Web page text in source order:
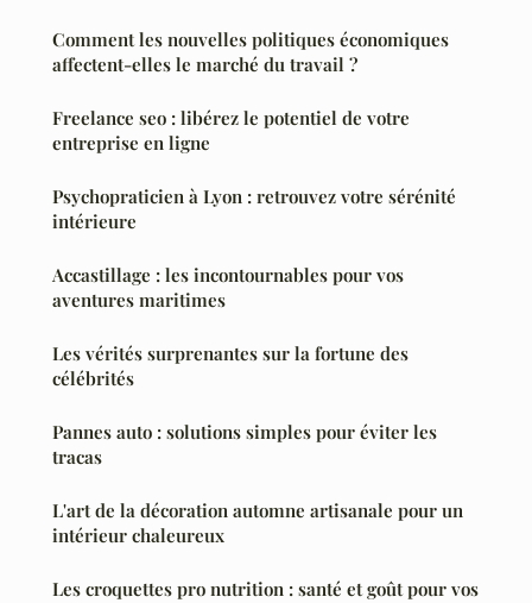
Comment les nouvelles politiques économiques
affectent-elles le marché du travail ?
Freelance seo : libérez le potentiel de votre
entreprise en ligne
Psychopraticien à Lyon : retrouvez votre sérénité
intérieure
Accastillage : les incontournables pour vos
aventures maritimes
Les vérités surprenantes sur la fortune des
célébrités
Pannes auto : solutions simples pour éviter les
tracas
L'art de la décoration automne artisanale pour un
intérieur chaleureux
Les croquettes pro nutrition : santé et goût pour vos